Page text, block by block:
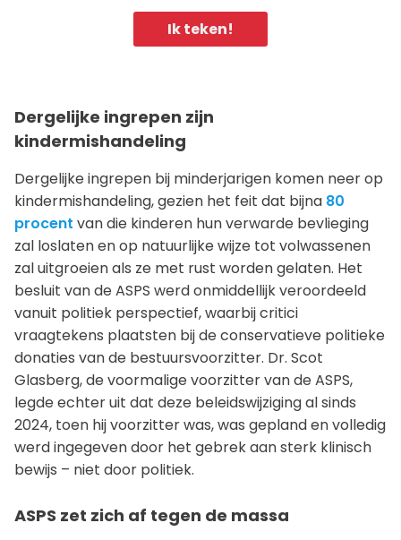
Ik teken!
Dergelijke ingrepen zijn
kindermishandeling
Dergelijke ingrepen bij minderjarigen komen neer op
kindermishandeling, gezien het feit dat bijna 80
procent van die kinderen hun verwarde bevlieging
zal loslaten en op natuurlijke wijze tot volwassenen
zal uitgroeien als ze met rust worden gelaten. Het
besluit van de ASPS werd onmiddellijk veroordeeld
vanuit politiek perspectief, waarbij critici
vraagtekens plaatsten bij de conservatieve politieke
donaties van de bestuursvoorzitter. Dr. Scot
Glasberg, de voormalige voorzitter van de ASPS,
legde echter uit dat deze beleidswijziging al sinds
2024, toen hij voorzitter was, was gepland en volledig
werd ingegeven door het gebrek aan sterk klinisch
bewijs – niet door politiek.
ASPS zet zich af tegen de massa